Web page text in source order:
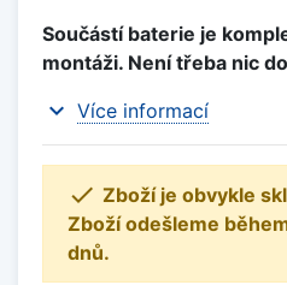
Součástí baterie je
montáži. Není třeba nic
expand_more Více informací
 Zboží je obvykle
Zboží odešleme
dnů.